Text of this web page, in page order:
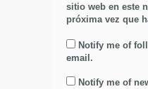
sitio web en este
próxima vez que
Notify me of
email.
Notify me of